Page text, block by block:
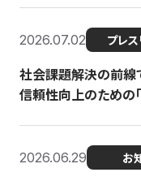
2026.07.02 プレ
社会課題解決の前線
信頼性向上のための
2026.06.29 お